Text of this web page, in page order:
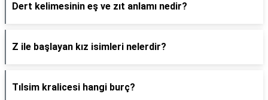
Dert kelimesinin eş ve zıt anlamı nedir?
Z ile başlayan kız isimleri nelerdir?
Tılsim kralicesi hangi burç?